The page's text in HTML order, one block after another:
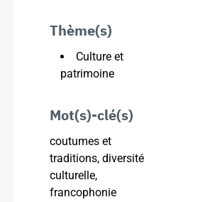
Thème(s)
Culture et
patrimoine
Mot(s)-clé(s)
coutumes et
traditions, diversité
culturelle,
francophonie